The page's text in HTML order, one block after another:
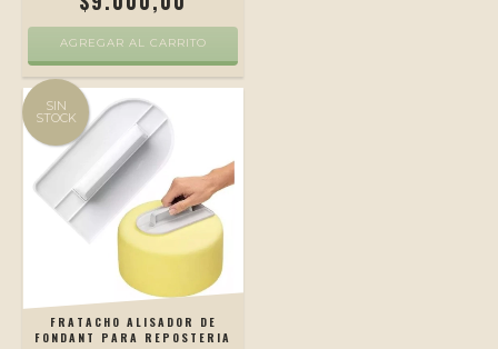
AGREGAR AL CARRITO
SIN
STOCK
FRATACHO ALISADOR DE
FONDANT PARA REPOSTERIA